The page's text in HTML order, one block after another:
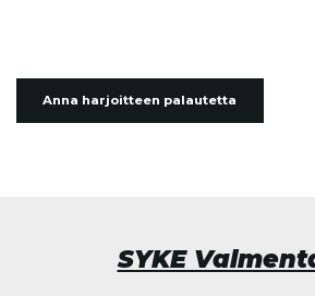
Anna harjoitteen palautetta
SYKE